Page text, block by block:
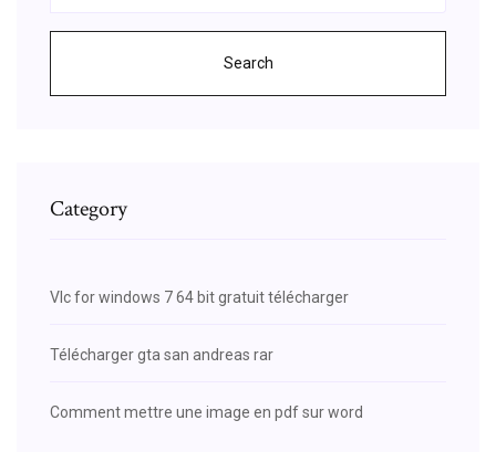
Search
Category
Vlc for windows 7 64 bit gratuit télécharger
Télécharger gta san andreas rar
Comment mettre une image en pdf sur word